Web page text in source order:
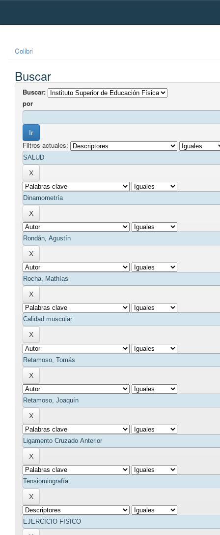
Skip
Colibri
Buscar
Buscar:
por
Filtros actuales: